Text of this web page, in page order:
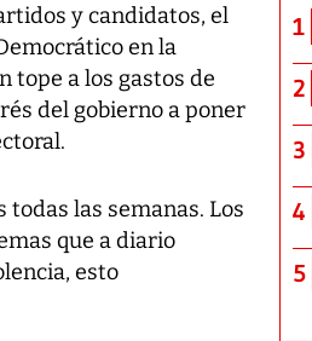
y candidatos, el
en la
tope a los gastos de
del gobierno a poner
todas las semanas. Los
que a diario
esto
1
2
3
4
5